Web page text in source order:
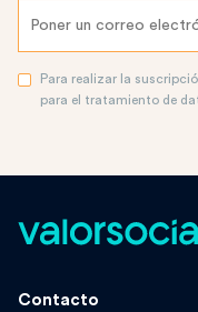
Para realizar la
para el tratamiento de
Contacto